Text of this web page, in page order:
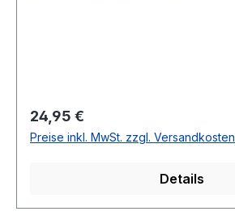
Regulärer Preis:
24,95 €
Preise inkl. MwSt. zzgl. Versandkosten
Details